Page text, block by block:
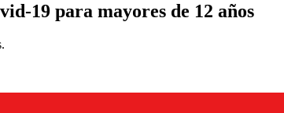
19 para mayores de 12 años